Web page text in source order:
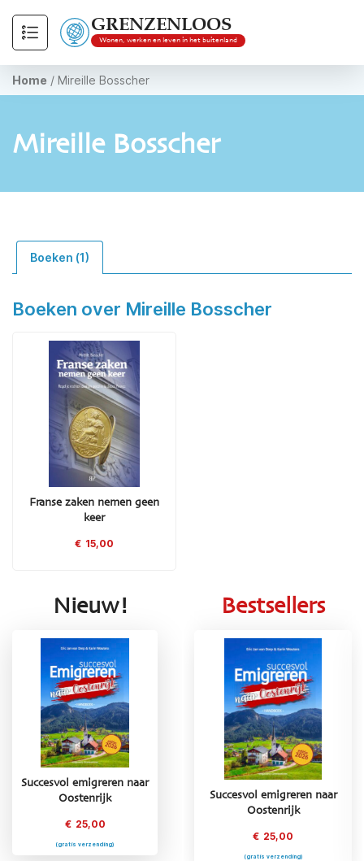
GRENZENLOOS
Wonen, werken en leven in het buitenland
Home / Mireille Bosscher
Mireille Bosscher
Boeken (1)
Boeken over Mireille Bosscher
Franse zaken nemen geen
keer
€ 15,00
Nieuw!
Succesvol emigreren naar
Oostenrijk
€ 25,00
(gratis verzending)
Bestsellers
Succesvol emigreren naar
(gratis verzending)
Succesvol emigreren naar
Oostenrijk
€ 25,00
(gratis verzending)